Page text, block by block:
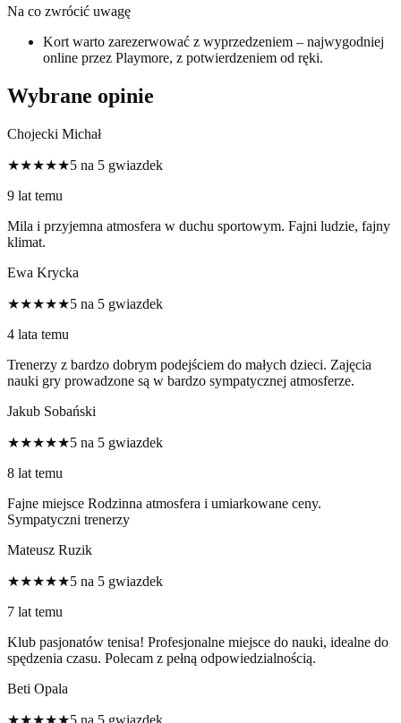
Na co zwrócić uwagę
Kort warto zarezerwować z wyprzedzeniem – najwygodniej
online przez Playmore, z potwierdzeniem od ręki.
Wybrane opinie
Chojecki Michał
★★★★★5 na 5 gwiazdek
9 lat temu
Mila i przyjemna atmosfera w duchu sportowym. Fajni ludzie, fajny
klimat.
Ewa Krycka
★★★★★5 na 5 gwiazdek
4 lata temu
Trenerzy z bardzo dobrym podejściem do małych dzieci. Zajęcia
nauki gry prowadzone są w bardzo sympatycznej atmosferze.
Jakub Sobański
★★★★★5 na 5 gwiazdek
8 lat temu
Fajne miejsce Rodzinna atmosfera i umiarkowane ceny.
Sympatyczni trenerzy
Mateusz Ruzik
★★★★★5 na 5 gwiazdek
7 lat temu
Klub pasjonatów tenisa! Profesjonalne miejsce do nauki, idealne do
spędzenia czasu. Polecam z pełną odpowiedzialnością.
Beti Opala